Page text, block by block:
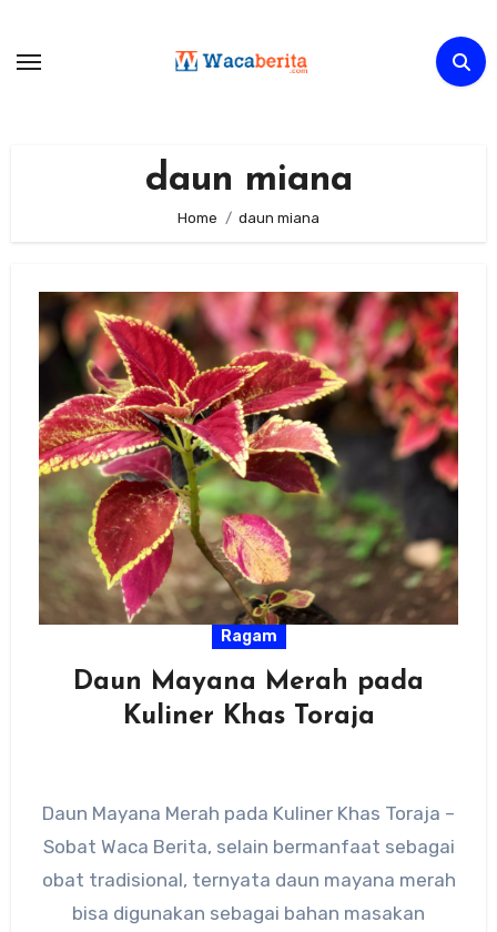
content
daun miana
Home daun miana
Ragam
Daun Mayana Merah pada
Kuliner Khas Toraja
Daun Mayana Merah pada Kuliner Khas Toraja –
Sobat Waca Berita, selain bermanfaat sebagai
obat tradisional, ternyata daun mayana merah
bisa digunakan sebagai bahan masakan